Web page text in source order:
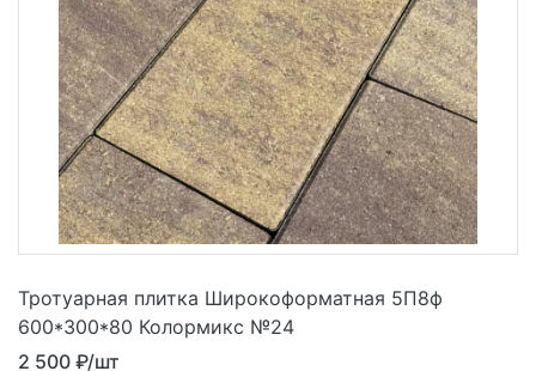
Тротуарная плитка Широкоформатная 5П8ф
600*300*80 Колормикс №24
2 500 ₽/шт